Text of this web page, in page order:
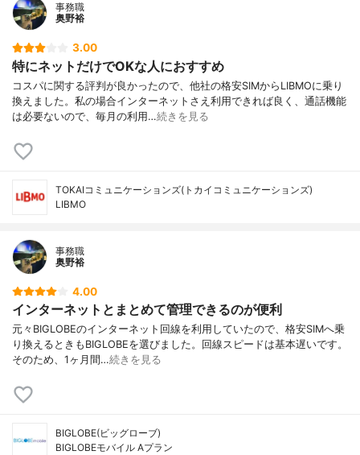
事務職
奥野裕
3.00
特にネットだけでOKな人におすすめ
コスパに関する評判が良かったので、他社の格安SIMからLIBMOに乗り
換えました。私の場合インターネットさえ利用できれば良く、通話機能
は必要ないので、毎月の利用…続きを見る
TOKAIコミュニケーションズ(トカイコミュニケーションズ)
LIBMO
事務職
奥野裕
4.00
インターネットとまとめて管理できるのが便利
元々BIGLOBEのインターネット回線を利用していたので、格安SIMへ乗
り換えるときもBIGLOBEを選びました。回線スピードは基本遅いです。
そのため、1ヶ月間…続きを見る
BIGLOBE(ビッグローブ)
BIGLOBEモバイル Aプラン